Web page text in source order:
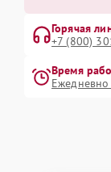
Горячая
+7 (800)
Время